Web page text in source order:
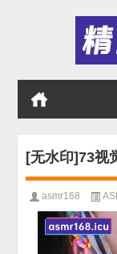
[无水印]73视
asmr168